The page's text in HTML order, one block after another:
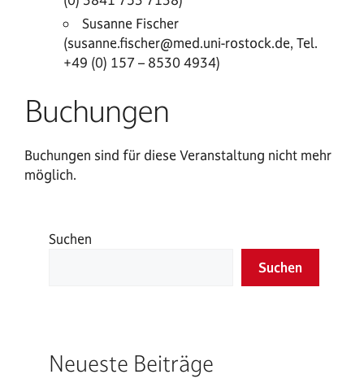
Susanne Fischer
(susanne.fischer@med.uni-rostock.de, Tel.
+49 (0) 157 – 8530 4934)
Buchungen
Buchungen sind für diese Veranstaltung nicht mehr
möglich.
Suchen
Suchen
Neueste Beiträge